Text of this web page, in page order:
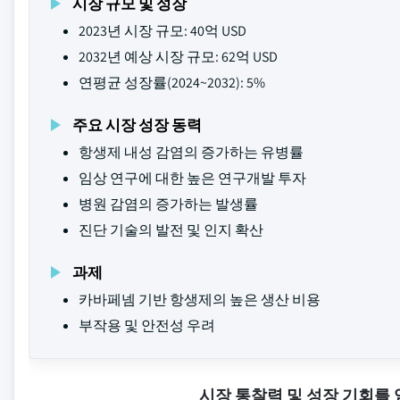
2023년 시장 규모: 40억 USD
2032년 예상 시장 규모: 62억 USD
연평균 성장률(2024~2032): 5%
주요 시장 성장 동력
항생제 내성 감염의 증가하는 유병률
임상 연구에 대한 높은 연구개발 투자
병원 감염의 증가하는 발생률
진단 기술의 발전 및 인지 확산
과제
카바페넴 기반 항생제의 높은 생산 비용
부작용 및 안전성 우려
시장 통찰력 및 성장 기회를